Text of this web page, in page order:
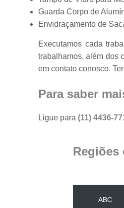
Guarda Corpo de
Envidraçamento de
Executamos cada
trabalhamos, além dos
em contato conosco.
Para saber
Ligue para(11) 4436-
Regiões
ABC